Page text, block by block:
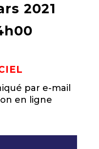
2021
par e-mail
en ligne